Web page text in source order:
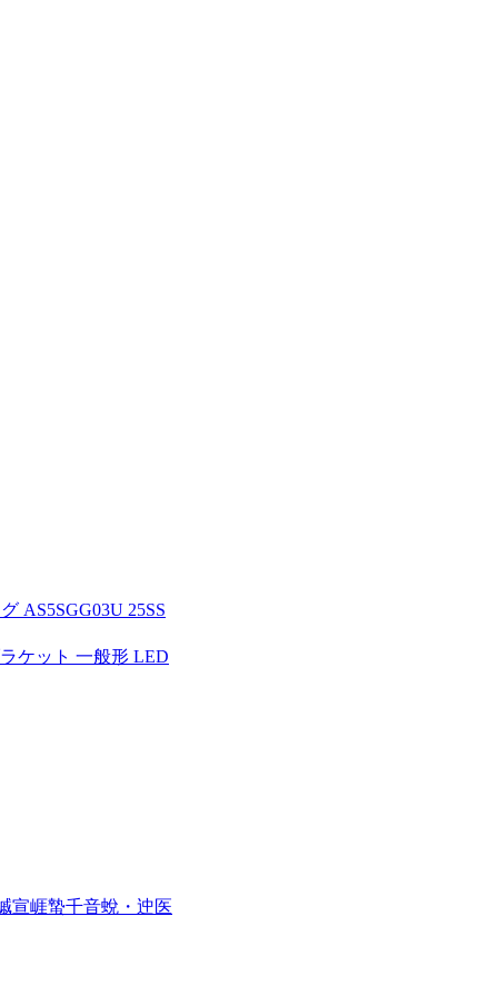
AS5SGG03U 25SS
ケット 一般形 LED
宣崕蟄千音蛻・迚医